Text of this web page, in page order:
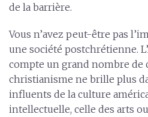
de la barrière.
Vous n’avez peut-être pas
une société postchrétienne.
compte un grand nombre de
christianisme ne brille plus
influents de la culture
intellectuelle, celle des arts